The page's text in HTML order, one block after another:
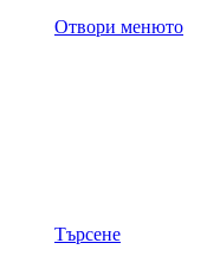
Отвори менюто
Търсене